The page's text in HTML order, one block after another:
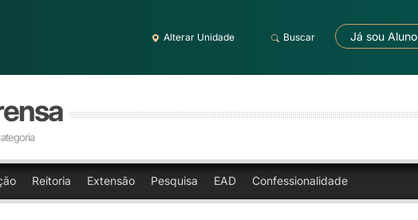
Alterar Unidade Buscar Já sou Aluno
Reitoria Extensão Pesquisa EAD Confessionalidade